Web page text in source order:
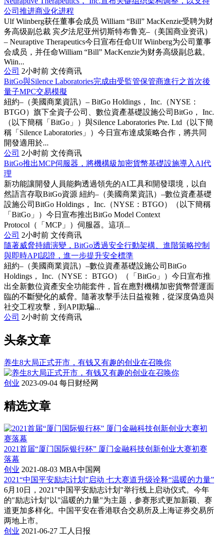
公司推进商业化进程
Ulf Wiinberg获任董事会成员 William “Bill” MacKenzie受聘为财
务高级副总裁 宾夕法尼亚州切斯特布鲁克–（美国商业资讯）
– Neuraptive Therapeutics今日宣布任命Ulf Wiinberg为公司董事
会成员，并任命William “Bill” MacKenzie为财务高级副总裁。
Wiin...
公司 2小时前 文传商讯
BitGo與Silence Laboratories完成由受監管保管商進行之首次後
量子MPC交易模擬
紐約–（美國商業資訊）– BitGo Holdings， Inc.（NYSE：
BTGO）旗下全資子公司、數位資產基礎設施公司BitGo， Inc.
（以下簡稱「BitGo」）與Silence Laboratories Pte. Ltd（以下簡
稱「Silence Laboratories」）今日宣布達成策略合作，將共同
開發適用於...
公司 2小时前 文传商讯
BitGo推出MCP伺服器，將機構級加密貨幣基礎設施導入AI代
理
新功能讓開發人員能夠透過領先的AI工具和開發環境，以自
然語言存取BitGo資源 紐約–（美國商業資訊）–數位資產基礎
設施公司BitGo Holdings， Inc.（NYSE：BTGO）（以下簡稱
「BitGo」）今日宣布推出BitGo Model Context
Protocol（「MCP」）伺服器。這項...
公司 2小时前 文传商讯
隨著威脅持續演變，BitGo透過安全行動架構、進階策略控制
與即時API認證，進一步提升安全標準
紐約–（美國商業資訊）–數位資產基礎設施公司BitGo
Holdings， Inc.（NYSE： BTGO）（「BitGo」）今日宣布推
出全新數位資產安全功能套件，旨在應對機構加密貨幣營運面
臨的不斷變化的威脅。隨著攻擊手法日益複雜，從深度偽造與
社交工程攻擊，到API欺騙...
公司 2小时前 文传商讯
头条文章
养生8大局正式开市，有钱又有趣的创业在召唤你
创业 2023-09-04 每日财经网
精选文章
2021首届“厦门国际银行杯” 厦门金融科技创新创业大赛初赛
落幕
创业 2021-08-03 MBA中国网
2021“中国平安励志计划”启动 七大赛道升级诠释“温暖的力量”
6月10日，2021"中国平安励志计划"举行线上启动仪式。今年
的"励志计划"以"温暖的力量"为主题，参赛形式更加新颖、赛
道更加多样化。中国平安在香港联合交易所及上海证券交易所
两地上市。
创业 2021-06-27 工人日报